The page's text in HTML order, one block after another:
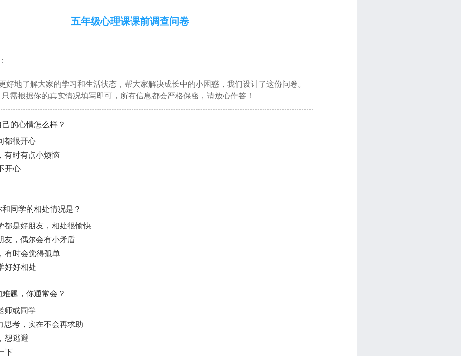
五年级心理课课前调查问卷
好地了解大家的学习和生活状态，帮大家解决成长中的小困惑，我们设计了这份问卷。
需根据你的真实情况填写即可，所有信息都会严格保密，请放心作答！
的心情怎么样？
都很开心
有时有点小烦恼
开心
同学的相处情况是？
都是好朋友，相处很愉快
友，偶尔会有小矛盾
有时会觉得孤单
好好相处
题，你通常会？
师或同学
思考，实在不会再求助
想逃避
下